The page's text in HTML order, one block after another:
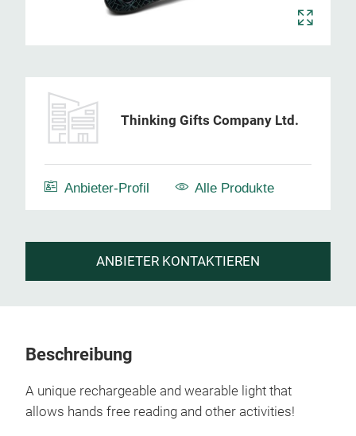
Thinking Gifts Company Ltd.
Anbieter-Profil Alle Produkte
ANBIETER KONTAKTIEREN
Beschreibung
A unique rechargeable and wearable light that
allows hands free reading and other activities!